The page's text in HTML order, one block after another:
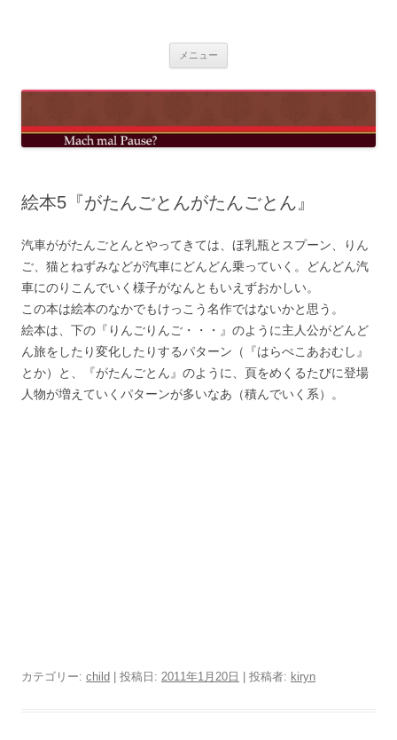
キ
メニュー
絵本5『がたんごとんがたんごとん』
汽車ががたんごとんとやってきては、ほ乳瓶とスプーン、りん
ご、猫とねずみなどが汽車にどんどん乗っていく。どんどん汽
車にのりこんでいく様子がなんともいえずおかしい。
この本は絵本のなかでもけっこう名作ではないかと思う。
絵本は、下の『りんごりんご・・・』のように主人公がどんど
ん旅をしたり変化したりするパターン（『はらぺこあおむし』
とか）と、『がたんごとん』のように、頁をめくるたびに登場
人物が増えていくパターンが多いなあ（積んでいく系）。
カテゴリー: child | 投稿日: 2011年1月20日 投稿者: kiryn